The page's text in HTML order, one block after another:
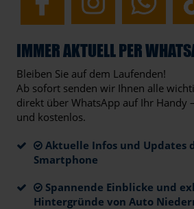
IMMER AKTUELL PER
Bleiben Sie auf dem Laufenden!
Ab sofort senden wir Ihnen alle
direkt über WhatsApp auf Ihr Handy
und kostenlos.
Aktuelle Infos und Updates
Smartphone
Spannende Einblicke und
Hintergründe von Auto